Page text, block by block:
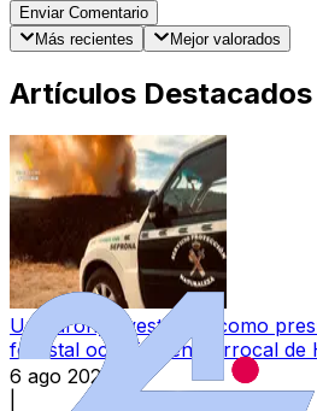
Enviar Comentario
Más recientes
Mejor valorados
Artículos Destacados
Un varón, investigado como
forestal ocurrido en Berrocal de
6 ago 2026